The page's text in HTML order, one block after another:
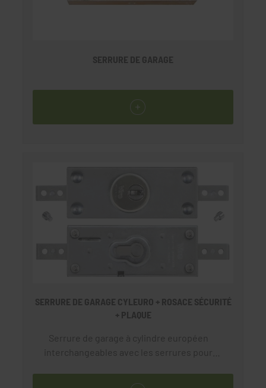
SERRURE DE GARAGE
SERRURE DE GARAGE CYLEURO + ROSACE SÉCURITÉ
+ PLAQUE
Serrure de garage à cylindre européen
interchangeables avec les serrures pour